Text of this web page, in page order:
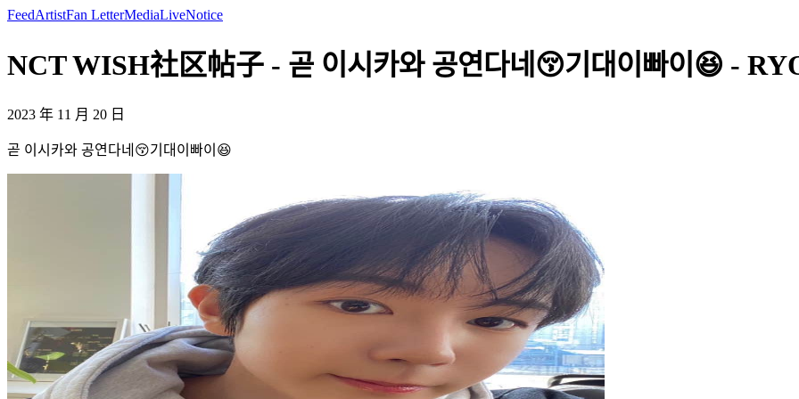
FeedArtistFan LetterMediaLiveNotice
NCT WISH社区帖子 - 곧 이시카와 공연다네😚기대이빠이😆 -
2023 年 11 月 20 日
곧 이시카와 공연다네😚기대이빠이😆